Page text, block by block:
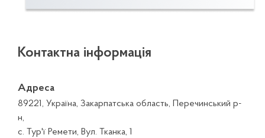
Контактна інформація
Адреса
89221, Україна, Закарпатська область, Перечинський р-
н,
с. Тур'ї Ремети, Вул. Тканка, 1